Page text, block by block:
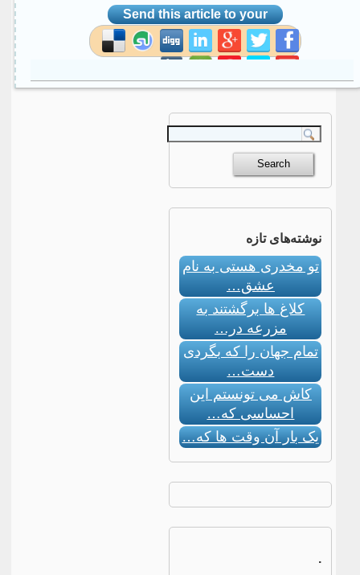
Send this article to your
social site
نوشته‌های تازه
تو مخدری هستی به نام
عشق…
کلاغ ها برگشتند به
مزرعه در…
تمام جهان را که بگردی
دست…
کاش می تونستم این
احساسی که…
یک بار آن وقت ها که…
.